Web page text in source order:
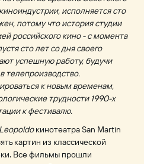
исполняется сто
потому что история студии
российского кино - с момента
сто лет со дня своего
успешную работу, будучи
телепроизводство.
к новым временам,
трудности 1990-х
к фестивалю.
кинотеатра San Martin
картин из классической
Все фильмы прошли